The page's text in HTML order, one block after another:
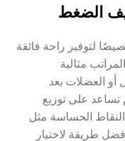
لتوفير راحة فائقة
مثالية
أو العضلات بعد
تساعد على توزيع
الحساسة مثل
طريقة لاختيار